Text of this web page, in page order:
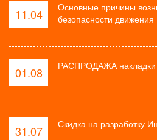
11.04
Основные причины
безопасности движения
01.08 РАСПРОДАЖА
31.07 Скидка на разработку